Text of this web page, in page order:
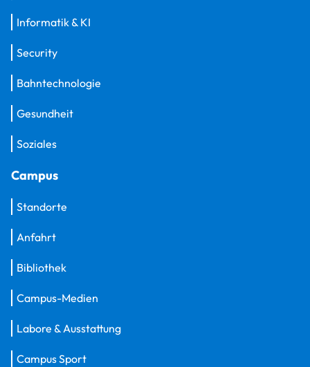
Informatik & KI
Security
Bahntechnologie
Gesundheit
Soziales
Campus
Standorte
Anfahrt
Bibliothek
Campus-Medien
Labore & Ausstattung
Campus Sport